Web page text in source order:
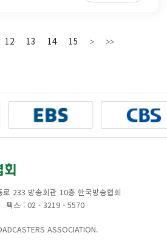
12 13 14 15
233 방송회관 10층 한국방송협회
팩스 : 02 - 3219 - 5570
ASSOCIATION.